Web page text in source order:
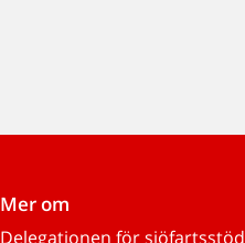
Mer om
Delegationen för sjöfartsstöd